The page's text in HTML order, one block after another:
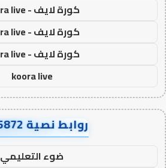
كورة لايف - koora live
كورة لايف - koora live
كورة لايف - koora live
koora live
روابط نصية AA35872
ضوء التعليمي